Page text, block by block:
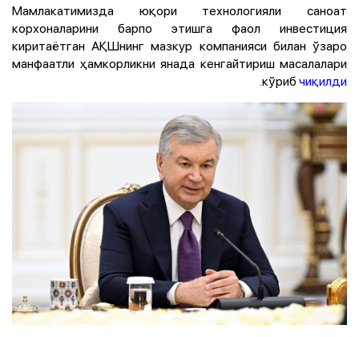
Мамлакатимизда юқори технологияли саноат
корхоналарини барпо этишга фаол инвестиция
киритаётган АҚШнинг мазкур компанияси билан ўзаро
манфаатли ҳамкорликни янада кенгайтириш масалалари
кўрибчиқилди
.